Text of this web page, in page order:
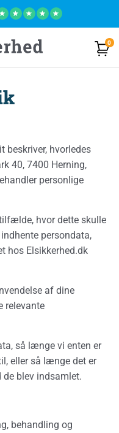
★ ★ ★ ★ ★
0
beskriver, hvorledes
40, 7400 Herning,
personlige
hvor dette skulle
persondata,
hos Elsikkerhed.dk
af dine
relevante
så længe vi enten er
eller så længe det er
de blev indsamlet.
behandling og